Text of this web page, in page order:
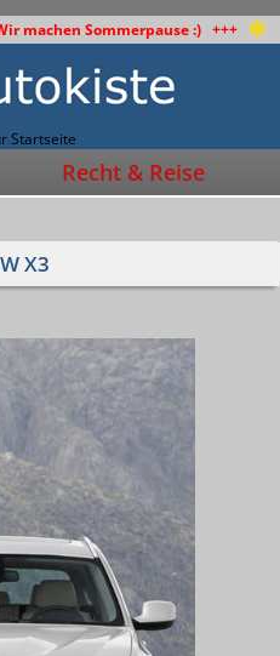
machen Sommerpause :) +++
Startseite
Recht & Reise
X3